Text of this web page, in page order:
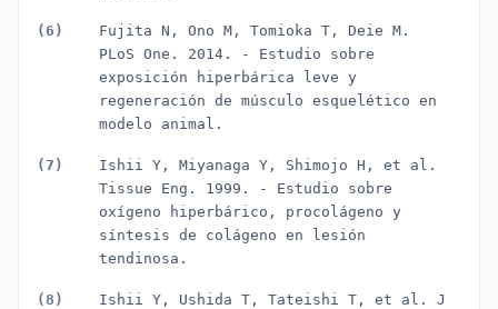
Fujita N, Ono M, Tomioka T, Deie M.
PLoS One. 2014. - Estudio sobre
exposición hiperbárica leve y
regeneración de músculo esquelético en
modelo animal.
Ishii Y, Miyanaga Y, Shimojo H, et al.
Tissue Eng. 1999. - Estudio sobre
oxígeno hiperbárico, procolágeno y
síntesis de colágeno en lesión
tendinosa.
Ishii Y, Ushida T, Tateishi T, et al. J